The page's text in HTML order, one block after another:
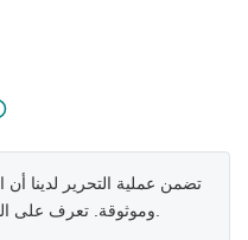
تضمن عملية التحرير لدينا
وموثوقة. تعرف على